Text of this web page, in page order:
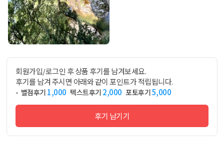
회원가입/로그인 후 상품 후기를 남겨보세요.
후기를 남겨 주시면 아래와 같이 포인트가 적립됩니다.
- 별점후기 1,000 텍스트후기 2,000 포토후기5,000
후기 남기기